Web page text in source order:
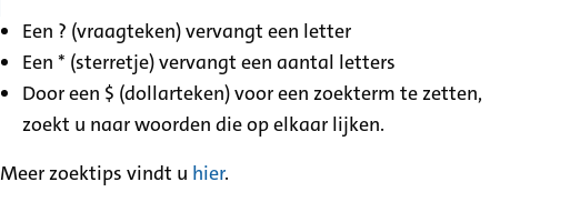
Een ? (vraagteken) vervangt een letter
Een * (sterretje) vervangt een aantal letters
Door een $ (dollarteken) voor een zoekterm te zetten,
zoekt u naar woorden die op elkaar lijken.
Meer zoektips vindt u hier.